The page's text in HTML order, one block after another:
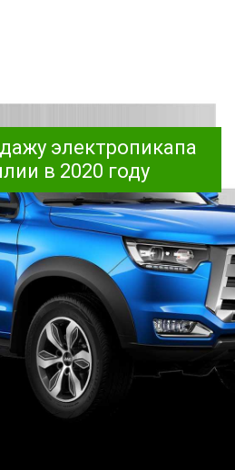
электропикапа
в 2020 году